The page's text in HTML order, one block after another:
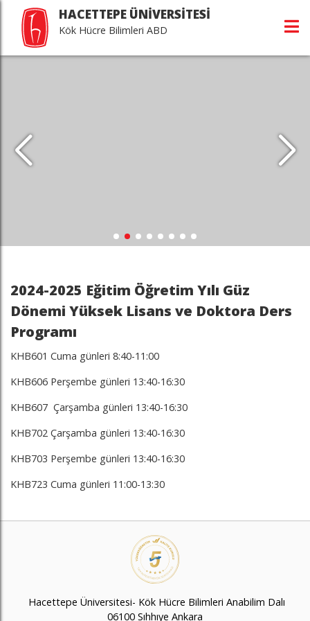
HACETTEPE ÜNİVERSİTESİ
Kök Hücre Bilimleri ABD
2024-2025 Eğitim Öğretim Yılı Güz
Dönemi Yüksek Lisans ve Doktora Ders
Programı
KHB601 Cuma günleri 8:40-11:00
KHB606 Perşembe günleri 13:40-16:30
KHB607 Çarşamba günleri 13:40-16:30
KHB702 Çarşamba günleri 13:40-16:30
KHB703 Perşembe günleri 13:40-16:30
KHB723 Cuma günleri 11:00-13:30
Hacettepe Üniversitesi- Kök Hücre Bilimleri Anabilim Dalı
06100 Sıhhıye Ankara